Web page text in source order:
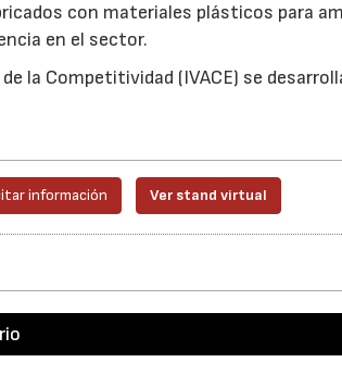
con materiales plásticos para
en el sector.
la Competitividad (IVACE) se
información Ver stand virtual